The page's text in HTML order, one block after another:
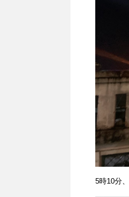
5時10分、